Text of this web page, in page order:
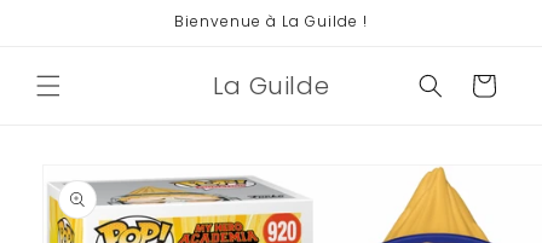
contenu
Bienvenue à La Guilde !
La Guilde Panier
informations
produits